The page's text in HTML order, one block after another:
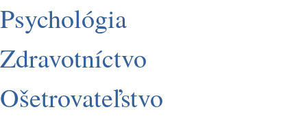
Psychológia
Zdravotníctvo
Ošetrovateľstvo